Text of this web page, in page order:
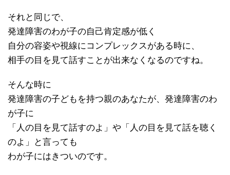
それと同じで、
発達障害のわが子の自己肯定感が低く
自分の容姿や視線にコンプレックスがある時に、
相手の目を見て話すことが出来なくなるのですね。
そんな時に
発達障害の子どもを持つ親のあなたが、発達障害のわ
が子に
「人の目を見て話すのよ」や「人の目を見て話を聴く
のよ」と言っても
わが子にはきついのです。